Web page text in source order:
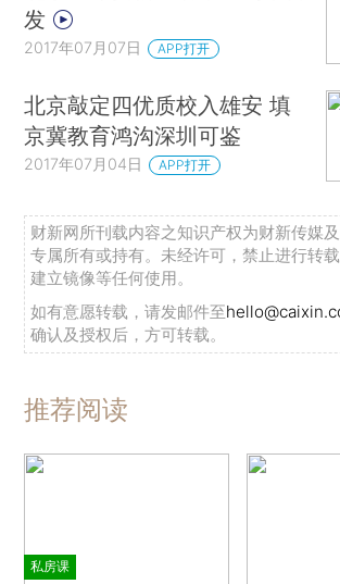
发
2017年07月07日 APP打开
北京敲定四优质校入雄安 填
京冀教育鸿沟深圳可鉴
2017年07月04日 APP打开
财新网所刊载内容之知识产权为财新传媒
专属所有或持有。未经许可，禁止进行转
建立镜像等任何使用。
如有意愿转载，请发邮件至
确认及授权后，方可转载。
推荐阅读
私房课